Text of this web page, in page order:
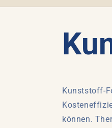
Kunststoff-
können.